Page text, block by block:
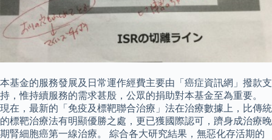
本基金的服務發展及日常運作經費主要由「癌症資訊網」撥款支
持，惟持續服務的需求甚殷，公眾的捐助對本基金至為重要。
現在，最新的「免疫及標靶聯合治療」法在治療數據上，比傳統
的標靶治療法有明顯優勝之處，更已獲國際認可，躋身成治療晚
期腎細胞癌第一線治療。 綜合各大研究結果，無惡化存活期的